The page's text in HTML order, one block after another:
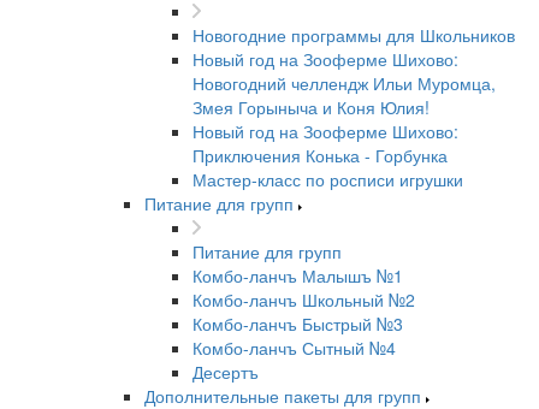
Новогодние программы для Школьников
Новый год на Зооферме Шихово:
Новогодний челлендж Ильи Муромца,
Змея Горыныча и Коня Юлия!
Новый год на Зооферме Шихово:
Приключения Конька - Горбунка
Мастер-класс по росписи игрушки
Питание для групп
Питание для групп
Комбо-ланчъ Малышъ №1
Комбо-ланчъ Школьный №2
Комбо-ланчъ Быстрый №3
Комбо-ланчъ Сытный №4
Десертъ
Дополнительные пакеты для групп